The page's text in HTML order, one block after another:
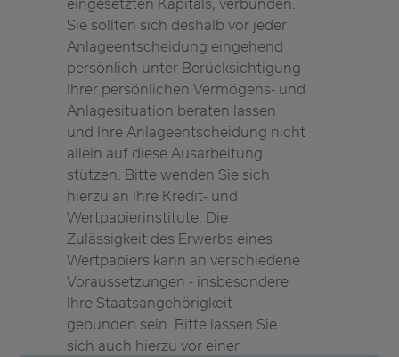
Sie sollten sich deshalb vor jeder
Anlageentscheidung eingehend
persönlich unter Berücksichtigung
Ihrer persönlichen Vermögens- und
Anlagesituation beraten lassen
und Ihre Anlageentscheidung nicht
allein auf diese Ausarbeitung
stützen. Bitte wenden Sie sich
hierzu an Ihre Kredit- und
Wertpapierinstitute. Die
Zulässigkeit des Erwerbs eines
Wertpapiers kann an verschiedene
Voraussetzungen - insbesondere
Ihre Staatsangehörigkeit -
gebunden sein. Bitte lassen Sie
sich auch hierzu vor einer